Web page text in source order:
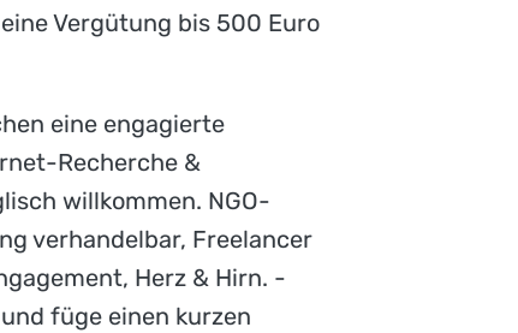
Vergütung bis 500 Euro
eine engagierte
Recherche &
willkommen. NGO-
verhandelbar, Freelancer
Herz & Hirn. -
und füge einen kurzen